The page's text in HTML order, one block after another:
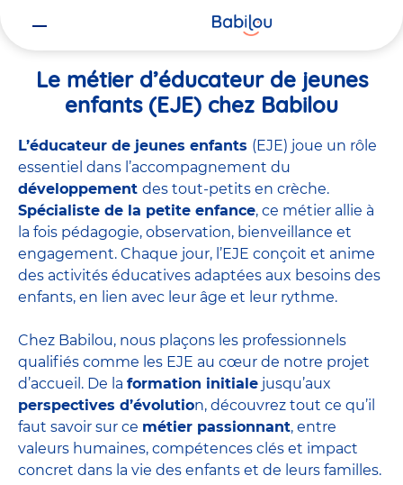
Le métier d’éducateur de jeunes
enfants (EJE) chez Babilou
L’éducateur de jeunes enfants (EJE) joue un rôle
essentiel dans l’accompagnement du
développement des tout-petits en crèche.
Spécialiste de la petite enfance, ce métier allie à
la fois pédagogie, observation, bienveillance et
engagement. Chaque jour, l’EJE conçoit et anime
des activités éducatives adaptées aux besoins des
enfants, en lien avec leur âge et leur rythme.
Chez Babilou, nous plaçons les professionnels
qualifiés comme les EJE au cœur de notre projet
d’accueil. De la formation initiale jusqu’aux
perspectives d’évolution, découvrez tout ce qu’il
faut savoir sur ce métier passionnant, entre
valeurs humaines, compétences clés et impact
concret dans la vie des enfants et de leurs familles.